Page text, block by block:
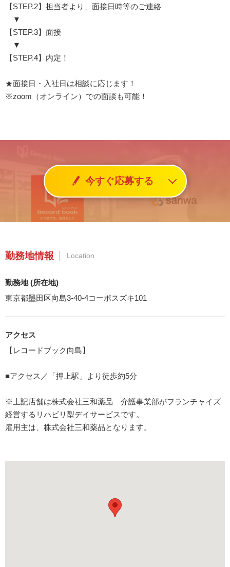
【STEP.2】担当者より、面接日時等のご連絡
▼
【STEP.3】面接
▼
【STEP.4】内定！
★面接日・入社日は相談に応じます！
※zoom（オンライン）での面談も可能！
今すぐ応募する
勤務地情報 Location
勤務地 (所在地)
東京都墨田区向島3-40-4コーポスズキ101
アクセス
【レコードブック向島】
■アクセス／「押上駅」より徒歩約5分
※上記店舗は株式会社三和薬品 介護事業部がフランチャイズ
経営するリハビリ型デイサービスです。
雇用主は、株式会社三和薬品となります。